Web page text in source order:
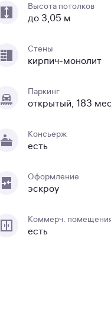
Высота потолков
до 3,05 м
Стены
кирпич-монолит
Паркинг
открытый, 183
Консьерж
есть
Оформление
эскроу
Коммерч.
есть